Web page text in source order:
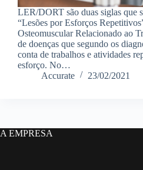
LER/DORT são duas siglas que
“Lesões por Esforços
Osteomuscular Relacionado ao
de doenças que segundo os
conta de trabalhos e atividades
esforço. No…
Accurate
23/02/2021
A EMPRESA